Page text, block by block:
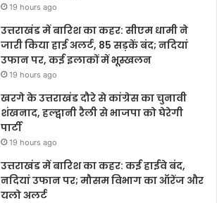
19 hours ago
उत्तराखंड में बारिश का कहर: सीएम धामी ने
जारी किया हाई अलर्ट, 85 सड़कें बंद; नदियां
उफान पर, कई इलाकों में भूस्खलन
19 hours ago
खरगे के उत्तराखंड दौरे से कांग्रेस का चुनावी
शंखनाद, हल्द्वानी रैली से भाजपा को घेरेगी
पार्टी
19 hours ago
उत्तराखंड में बारिश का कहर: कई हाईवे बंद,
नदियां उफान पर; मौसम विभाग का ऑरेंज और
यलो अलर्ट